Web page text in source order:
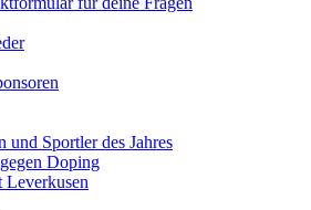
und Sportler des Jahres
Doping
Leverkusen